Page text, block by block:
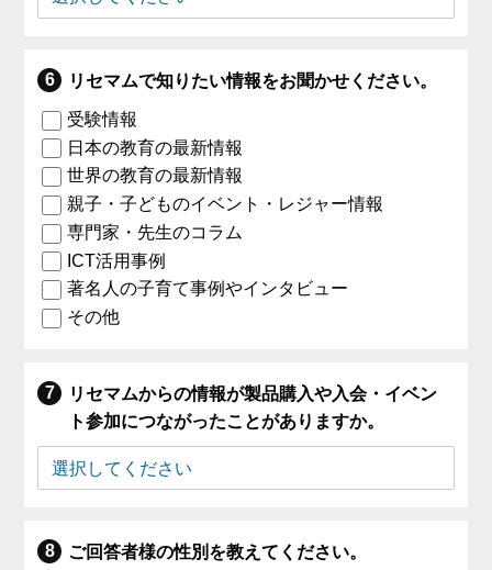
リセマムで知りたい情報をお聞かせください。
受験情報
日本の教育の最新情報
世界の教育の最新情報
親子・子どものイベント・レジャー情報
専門家・先生のコラム
ICT活用事例
著名人の子育て事例やインタビュー
その他
リセマムからの情報が製品購入や入会・イベン
ト参加につながったことがありますか。
ご回答者様の性別を教えてください。